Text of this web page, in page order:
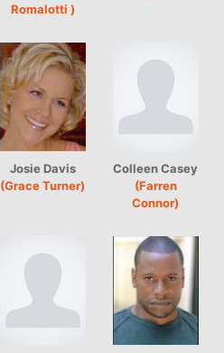
Romalotti )
Josie Davis
(Grace Turner)
Colleen Casey
(Farren
Connor)